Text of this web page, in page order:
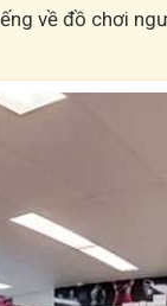
về đồ chơi